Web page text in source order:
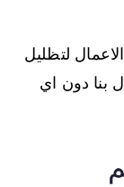
لتظليل
بنا دون اي